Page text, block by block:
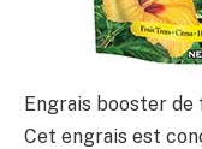
Engrais booster de
Cet engrais est